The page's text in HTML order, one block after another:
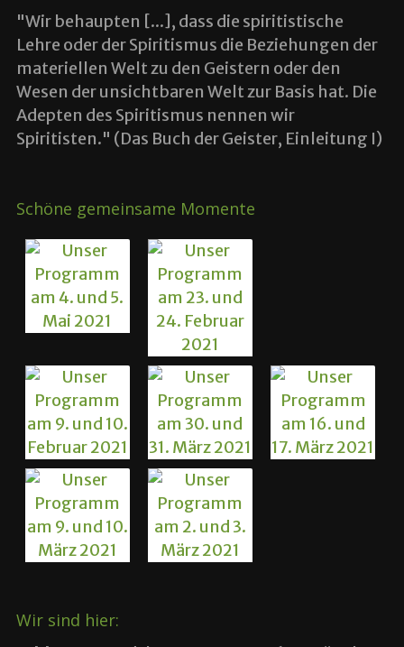
"Wir behaupten [...], dass die spiritistische
Lehre oder der Spiritismus die Beziehungen der
materiellen Welt zu den Geistern oder den
Wesen der unsichtbaren Welt zur Basis hat. Die
Adepten des Spiritismus nennen wir
Spiritisten." (Das Buch der Geister, Einleitung I)
Schöne gemeinsame Momente
Wir sind hier: